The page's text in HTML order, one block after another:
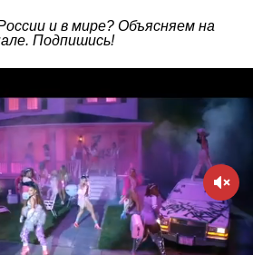
и в мире? Объясняем на
. Подпишись!